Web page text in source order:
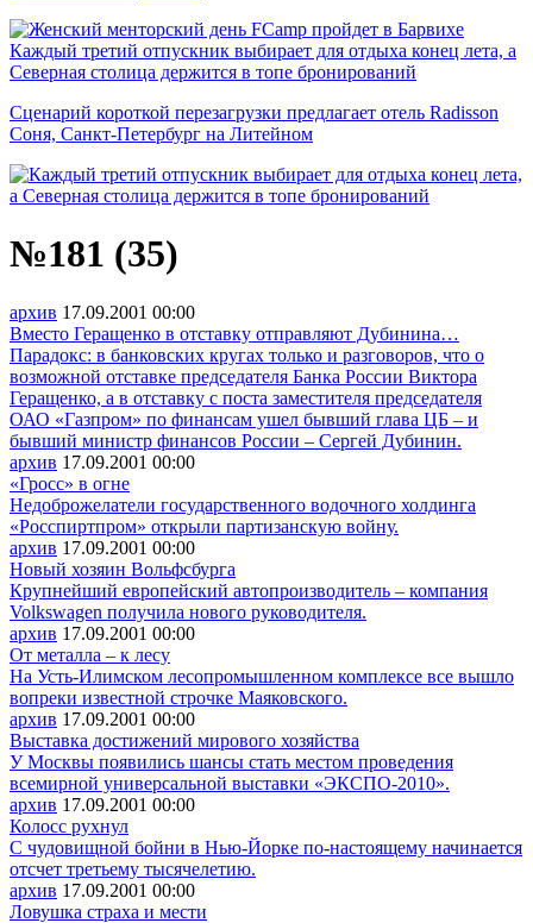
Каждый третий отпускник выбирает для отдыха конец лета, а
Северная столица держится в топе бронирований
Сценарий короткой перезагрузки предлагает отель Radisson
Соня, Санкт-Петербург на Литейном
№181 (35)
архив 17.09.2001 00:00
Вместо Геращенко в отставку отправляют Дубинина…
Парадокс: в банковских кругах только и разговоров, что о
возможной отставке председателя Банка России Виктора
Геращенко, а в отставку с поста заместителя председателя
ОАО «Газпром» по финансам ушел бывший глава ЦБ – и
бывший министр финансов России – Сергей Дубинин.
архив 17.09.2001 00:00
«Гросс» в огне
Недоброжелатели государственного водочного холдинга
«Росспиртпром» открыли партизанскую войну.
архив 17.09.2001 00:00
Новый хозяин Вольфсбурга
Крупнейший европейский автопроизводитель – компания
Volkswagen получила нового руководителя.
архив 17.09.2001 00:00
От металла – к лесу
На Усть-Илимском лесопромышленном комплексе все вышло
вопреки известной строчке Маяковского.
архив 17.09.2001 00:00
Выставка достижений мирового хозяйства
У Москвы появились шансы стать местом проведения
всемирной универсальной выставки «ЭКСПО-2010».
архив 17.09.2001 00:00
Колосс рухнул
С чудовищной бойни в Нью-Йорке по-настоящему начинается
отсчет третьему тысячелетию.
архив 17.09.2001 00:00
Ловушка страха и мести